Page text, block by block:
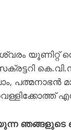
യൂണിറ്റ്